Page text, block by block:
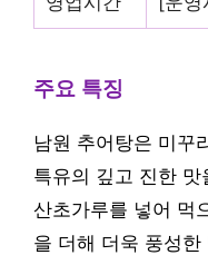
주요 특징
남원 추어탕은 미꾸
특유의 깊고 진한
산초가루를 넣어 먹
을 더해 더욱 풍성